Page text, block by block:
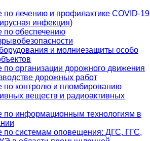
по лечению и профилактике COVID-19
инфекция)
по обеспечению
и молниезащиты особо
по организации дорожного движения
дорожных работ
по контролю и пломбированию
веществ и радиоактивных
по информационным технологиям в
по системам оповещения: ДГС, ГГС,